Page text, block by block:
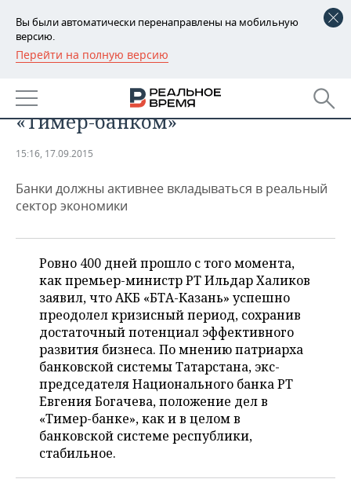
Вы были автоматически перенаправлены на мобильную
версию.
Перейти на полную версию
РЕГИОНЫ
БАШКОРТОСТАН
ТАТАРСТАН
НОВОСТИ
АНАЛИТИКА
ДЕКЛАРАЦИИ О ДОХОДАХ
КОРОЛИ ГОСЗАКАЗА ПФО
ВУЗЫ ТАТАРСТАНА
КОМУ ПРИНАДЛЕЖАТ
ТОРГОВЫЕ ЦЕНТРЫ
ТАТАРСТАНА
НОВОСТИ ЭКОНОМИКИ
ФИНАНСЫ
БАНКИ
БЮДЖЕТ
ИНВЕСТИЦИИ
ПРОМЫШЛЕННОСТЬ
НОВОСТИ
АГРОПРОМ
МАШИНОСТРОЕНИЕ
НЕФТЕХИМИЯ
НЕФТЬ
ОПК
НЕДВИЖИМОСТЬ
НОВОСТИ НЕДВИЖИМОСТИ
НОВОСТИ АВТО
БИЗНЕС
НОВОСТИ БИЗНЕСА
РОЗНИЧНАЯ ТОРГОВЛЯ
ТРАНСПОРТ
УСЛУГИ
ТЕХНОЛОГИИ
НОВОСТИ ТЕХНОЛОГИЙ
МЕДИА
МЕРОПРИЯТИЯ
НОВОСТИ МЕРОПРИЯТИЙ
ВЫЕЗДНАЯ РЕДАКЦИЯ
СПОРТ
НОВОСТИ СПОРТА
ОБЩЕСТВО
хорошо присматривает за
«Тимер-банком»
15:16, 17.09.2015
Банки должны активнее вкладываться в реальный
сектор экономики
Ровно 400 дней прошло с того момента,
как премьер-министр РТ Ильдар Халиков
заявил, что АКБ «БТА-Казань» успешно
преодолел кризисный период, сохранив
достаточный потенциал эффективного
развития бизнеса. По мнению патриарха
банковской системы Татарстана, экс-
председателя Национального банка РТ
Евгения Богачева, положение дел в
«Тимер-банке», как и в целом в
банковской системе республики,
стабильное.